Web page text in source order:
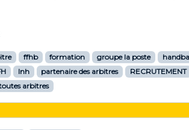
ffhb formation groupe la poste
lnh partenaire des arbitres
RECRUTEMENT
arbitres